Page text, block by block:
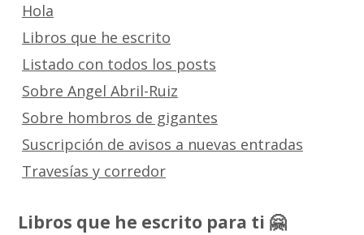
Hola
Libros que he escrito
Listado con todos los posts
Sobre Angel Abril-Ruiz
Sobre hombros de gigantes
Suscripción de avisos a nuevas entradas
Travesías y corredor
Libros que he escrito para ti 🤗